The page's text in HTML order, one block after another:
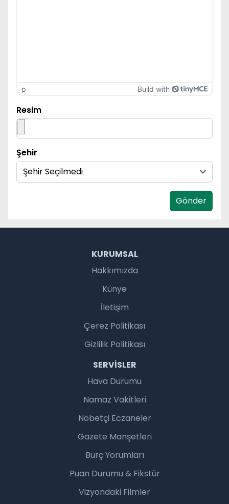
p Build with
Resim
Şehir
Gönder
KURUMSAL
Hakkımızda
Künye
İletişim
Çerez Politikası
Gizlilik Politikası
SERVISLER
Hava Durumu
Namaz Vakitleri
Nöbetçi Eczaneler
Gazete Manşetleri
Burç Yorumları
Puan Durumu & Fikstür
Vizyondaki Filmler